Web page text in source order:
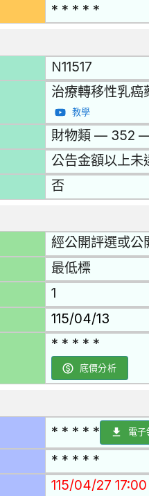
* * * * *
N11517
治療轉移性乳癌
教學
財物類 — 352
公告金額以上未
否
經公開評選或公
最低標
1
115/04/13
* * * * *
底價分析
* * * * * 電子
* * * * *
115/04/27 17:00